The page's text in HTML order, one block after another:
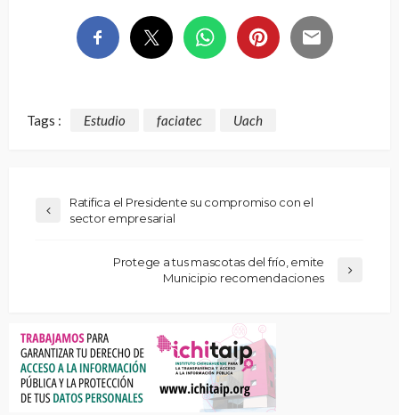
Tags : Estudio faciatec Uach
Ratifica el Presidente su compromiso con el
sector empresarial
Protege a tus mascotas del frío, emite
Municipio recomendaciones